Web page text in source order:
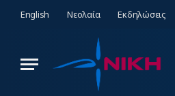
English Νεολαία Εκδηλώσεις